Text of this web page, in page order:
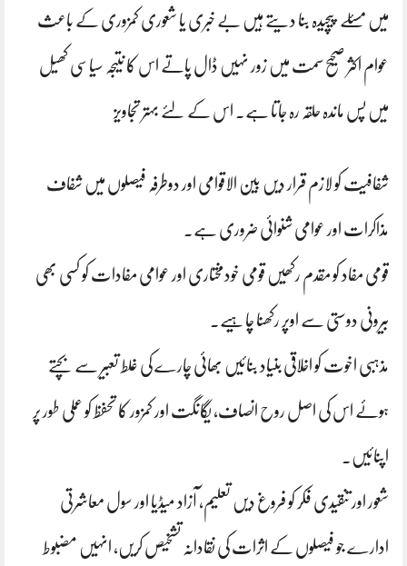
میں مسئلے پیچیدہ بنا دیتے ہیں بے خبری یا شعوری کمزوری کے باعث
عوام اکثر صحیح سمت میں زور نہیں ڈال پاتے اس کا نتیجہ سیاسی کھیل
میں پس ماندہ حلقہ رہ جاتا ہے۔ اس کے لئے بہتر تجاویز
شفافیت کو لازم قرار دیں بین الاقوامی اور دوطرفہ فیصلوں میں شفاف
مذاکرات اور عوامی شنوائی ضروری ہے۔
قومی مفاد کو مقدم رکھیں قومی خودمختاری اور عوامی مفادات کو کسی بھی
بیرونی دوستی سے اوپر رکھنا چاہیے۔
مذہبی اخوت کو اخلاقی بنیاد بنائیں بھائی چارے کی غلط تعبیر سے بچتے
ہوئے اس کی اصل روح انصاف، یگانگت اور کمزور کا تحفظ کو عملی طور پر
اپنائیں۔
شعور اور تنقیدی فکر کو فروغ دیں تعلیم، آزاد میڈیا اور سول معاشرتی
ادارے جو فیصلوں کے اثرات کی نقادانہ تشخیص کریں، انہیں مضبوط